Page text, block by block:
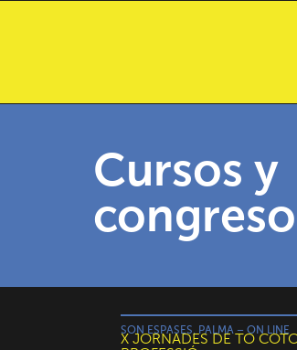
Cursos y
SON ESPASES, PALMA – ON LINE
X JORNADES DE TO